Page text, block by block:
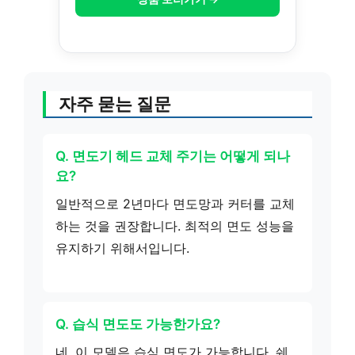
자주 묻는 질문
Q. 면도기 헤드 교체 주기는 어떻게 되나
요?
일반적으로 2년마다 면도망과 커터를 교체
하는 것을 권장합니다. 최적의 면도 성능을
유지하기 위해서입니다.
Q. 습식 면도도 가능한가요?
네, 이 모델은 습식 면도가 가능합니다. 쉐